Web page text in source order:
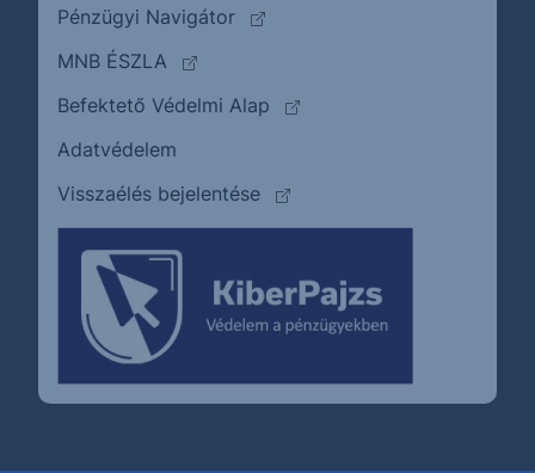
Pénzügyi Navigátor
(külső oldalra ugrik)
MNB ÉSZLA
(külső oldalra ugrik)
Befektető Védelmi Alap
(külső oldalra ugrik)
Adatvédelem
Visszaélés bejelentése
(külső oldalra ugrik)